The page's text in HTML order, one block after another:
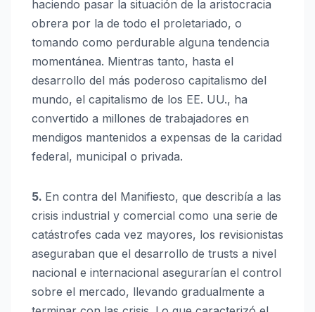
haciendo pasar la situación de la aristocracia
obrera por la de todo el proletariado, o
tomando como perdurable alguna tendencia
momentánea. Mientras tanto, hasta el
desarrollo del más poderoso capitalismo del
mundo, el capitalismo de los EE. UU., ha
convertido a millones de trabajadores en
mendigos mantenidos a expensas de la caridad
federal, municipal o privada.
5. En contra del Manifiesto, que describía a las
crisis industrial y comercial como una serie de
catástrofes cada vez mayores, los revisionistas
aseguraban que el desarrollo de trusts a nivel
nacional e internacional asegurarían el control
sobre el mercado, llevando gradualmente a